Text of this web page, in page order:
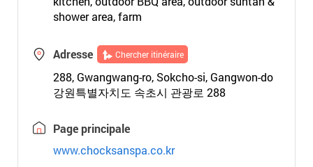
shower area, farm
Adresse Chercher itinéraire
288, Gwangwang-ro, Sokcho-si, Gangwon-do
강원특별자치도 속초시 관광로 288
Page principale
www.chocksanspa.co.kr